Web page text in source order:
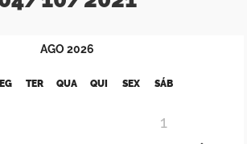
AGO 2026
TER QUA QUI SEX SÁB
1